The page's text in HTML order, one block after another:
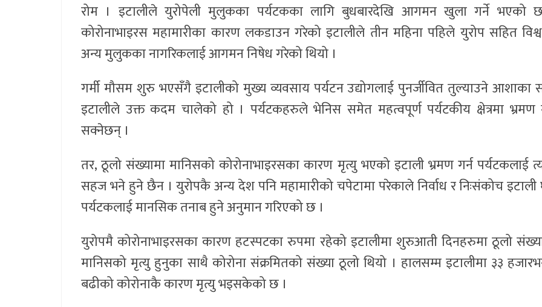
रोम । इटालीले युरोपेली मुलुकका पर्यटकका लागि बुधबारदेखि आगमन खुला गर्ने भएको
कोरोनाभाइरस महामारीका कारण लकडाउन गरेको इटालीले तीन महिना पहिले युरोप सहित
अन्य मुलुकका नागरिकलाई आगमन निषेध गरेको थियो ।
गर्मी मौसम शुरु भएसँगै इटालीको मुख्य व्यवसाय पर्यटन उद्योगलाई पुनर्जीवित तुल्याउने आशाका
इटालीले उक्त कदम चालेको हो । पर्यटकहरुले भेनिस समेत महत्वपूर्ण पर्यटकीय क्षेत्रमा भ्रमण
सक्नेछन् ।
तर, ठूलो संख्यामा मानिसको कोरोनाभाइरसका कारण मृत्यु भएको इटाली भ्रमण गर्न पर्यटकलाई
सहज भने हुने छैन । युरोपकै अन्य देश पनि महामारीको चपेटामा परेकाले निर्वाध र निःसंकोच इटाली
पर्यटकलाई मानसिक तनाब हुने अनुमान गरिएको छ ।
युरोपमै कोरोनाभाइरसका कारण हटस्पटका रुपमा रहेको इटालीमा शुरुआती दिनहरुमा ठूलो
मानिसको मृत्यु हुनुका साथै कोरोना संक्रमितको संख्या ठूलो थियो । हालसम्म इटालीमा ३३
बढीको कोरोनाकै कारण मृत्यु भइसकेको छ ।